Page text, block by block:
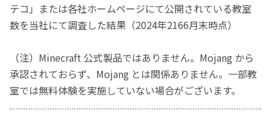
テコ」または各社ホームページにて公開されている教室
数を当社にて調査した結果（2024年2166月末時点）
（注）Minecraft 公式製品ではありません。Mojang から
承認されておらず、Mojang とは関係ありません。一部教
室では無料体験を実施していない場合がございます。